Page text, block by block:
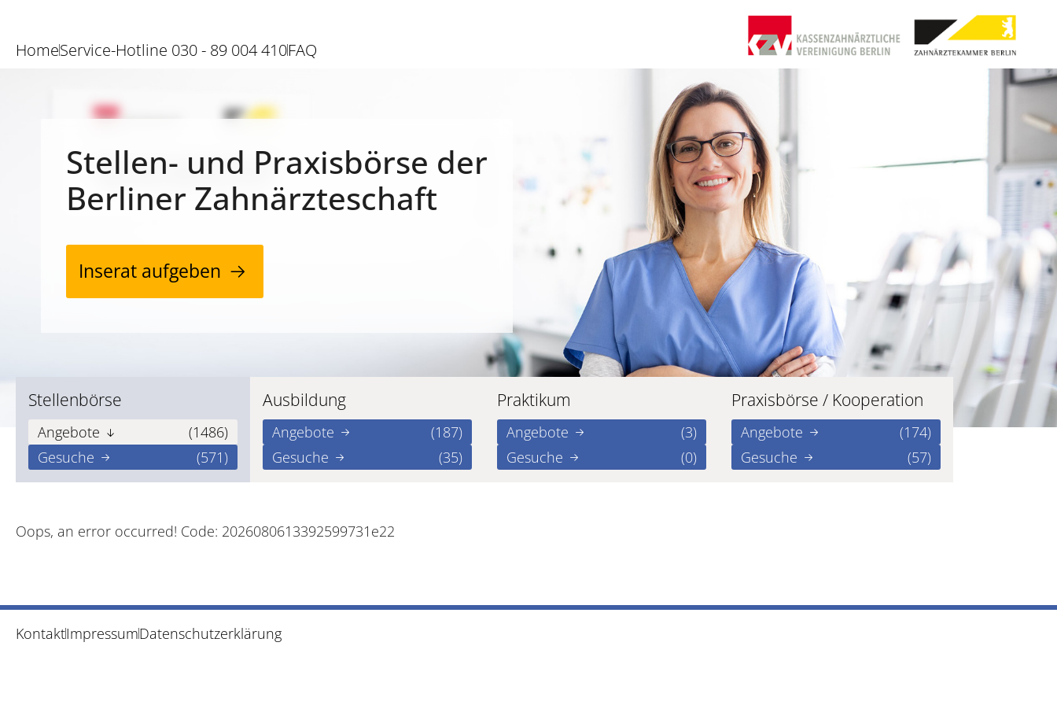
HomeService-Hotline 030 - 89 004 410FAQ
Stellen- und Praxisbörse der
Berliner Zahnärzteschaft
Inserat aufgeben
Stellenbörse
Angebote
(1486)
Gesuche
(571)
Ausbildung
Angebote
(187)
Gesuche
(35)
Praktikum
Angebote
(3)
Gesuche
(0)
Praxisbörse / Kooperation
Angebote
(174)
Gesuche
(57)
Oops, an error occurred! Code: 2026080613392599731e22
KontaktImpressumDatenschutzerklärung